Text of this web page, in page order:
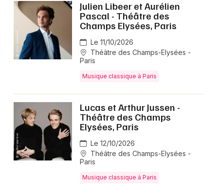
Julien Libeer et Aurélien
Pascal - Théâtre des
Champs Elysées, Paris
Le 11/10/2026
Théâtre des Champs-Elysées -
Paris
Musique classique à Paris
Lucas et Arthur Jussen -
Théâtre des Champs
Elysées, Paris
Le 12/10/2026
Théâtre des Champs-Elysées -
Paris
Musique classique à Paris